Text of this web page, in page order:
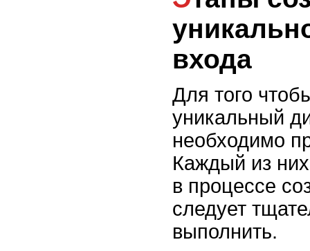
входа
Для того
уникальный
необходимо
Каждый из
в процессе
следует
выполнить.